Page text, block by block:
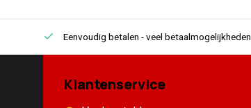
Eenvoudig betalen - veel betaalmogelijkheden
Klantenservice